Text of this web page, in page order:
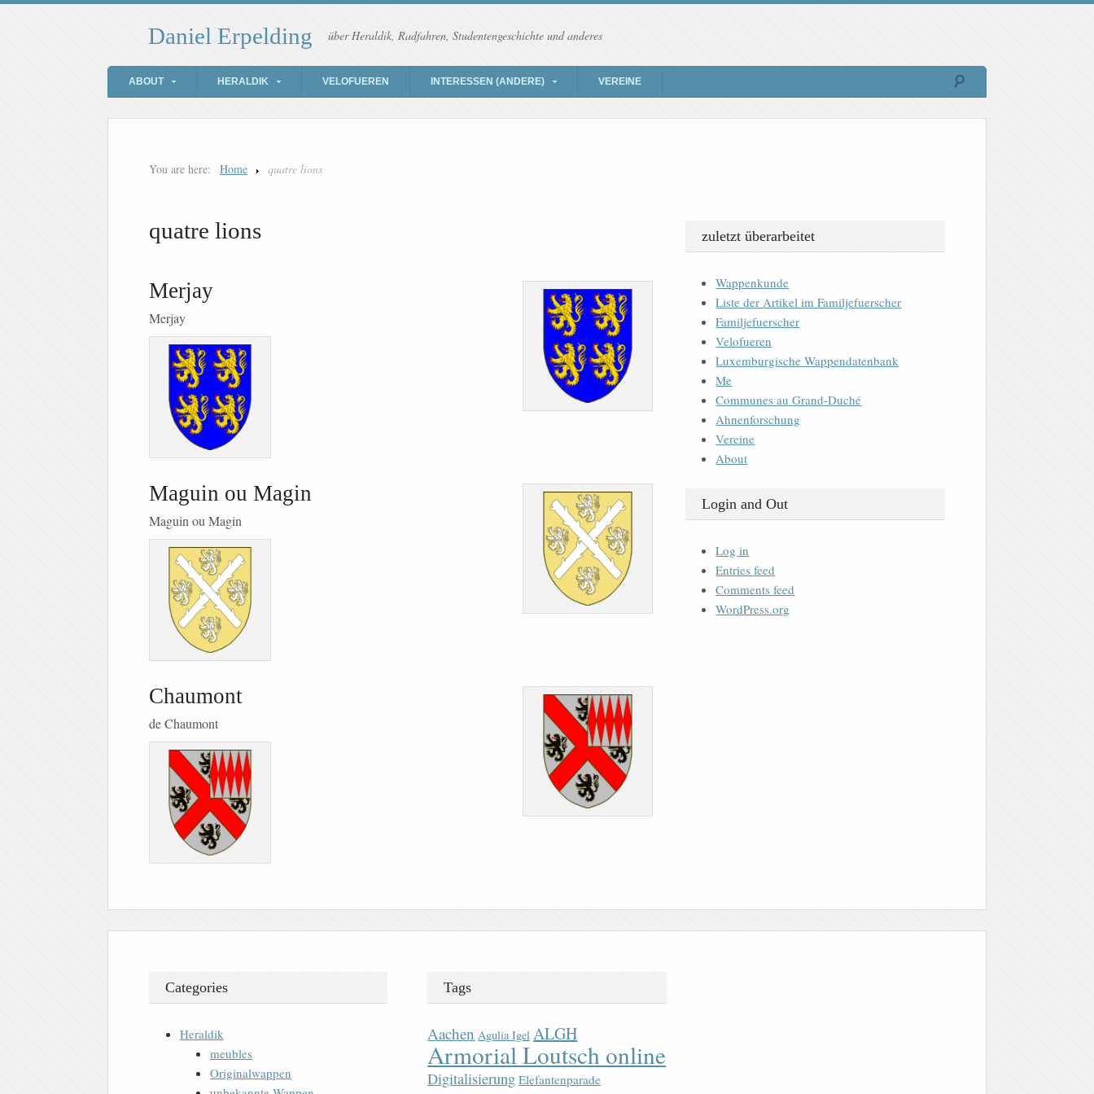
Daniel Erpelding über Heraldik, Radfahren, Studentengeschichte und anderes
ABOUT HERALDIK VELOFUEREN INTERESSEN (ANDERE) VEREINE
You are here: Home quatre lions
quatre lions
Merjay
Merjay
Maguin ou Magin
Maguin ou Magin
Chaumont
de Chaumont
zuletzt überarbeitet
Wappenkunde
Liste der Artikel im Familjefuerscher
Familjefuerscher
Velofueren
Luxemburgische Wappendatenbank
Me
Communes au Grand-Duché
Ahnenforschung
Vereine
About
Login and Out
Log in
Entries feed
Comments feed
WordPress.org
Categories
Heraldik
meubles
Originalwappen
Tags
Aachen Agulia Igel ALGH
Armorial Loutsch online
Digitalisierung Elefantenparade